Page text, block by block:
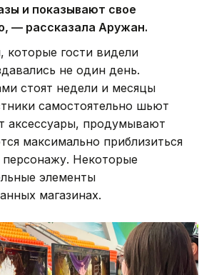
и показывают свое
— рассказала Аружан.
гости видели
не один день.
стоят недели и месяцы
самостоятельно шьют
аксессуары, продумывают
максимально приблизиться
персонажу. Некоторые
элементы
магазинах.